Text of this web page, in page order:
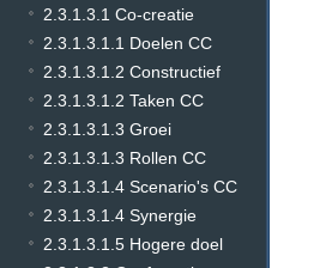
2.3.1.3.1 Co-creatie
2.3.1.3.1.1 Doelen CC
2.3.1.3.1.2 Constructief
2.3.1.3.1.2 Taken CC
2.3.1.3.1.3 Groei
2.3.1.3.1.3 Rollen CC
2.3.1.3.1.4 Scenario's CC
2.3.1.3.1.4 Synergie
2.3.1.3.1.5 Hogere doel